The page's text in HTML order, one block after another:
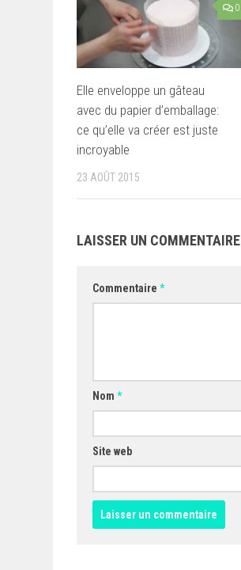
0
Elle enveloppe un gâteau
avec du papier d’emballage:
ce qu’elle va créer est juste
incroyable
23 AOÛT 2015
LAISSER UN COMMENTAIRE
Commentaire *
Nom *
Site web